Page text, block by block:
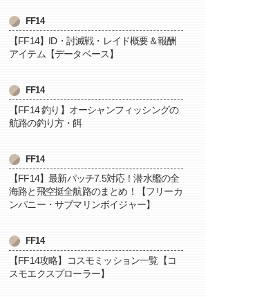
FF14
【FF14】ID・討滅戦・レイド概要＆報酬
アイテム【データベース】
FF14
【FF14 釣り】オーシャンフィッシングの
航路の釣り方・餌
FF14
【FF14】最新パッチ7.5対応！潜水艦の全
海路と飛空挺全航路のまとめ！【フリーカ
ンパニー・サブマリンボイジャー】
FF14
【FF14攻略】コスモミッション一覧【コ
スモエクスプローラー】